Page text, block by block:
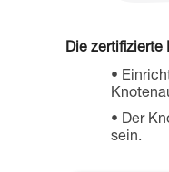
Die zertifizierte
Der
sein.